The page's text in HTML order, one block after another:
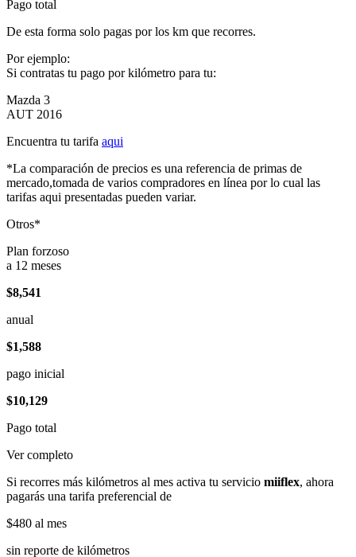
Pago total
De esta forma solo pagas por los km que recorres.
Por ejemplo:
Si contratas tu pago por kilómetro para tu:
Mazda 3
AUT 2016
Encuentra tu tarifa aqui
*La comparación de precios es una referencia de primas de
mercado,tomada de varios compradores en línea por lo cual las
tarifas aqui presentadas pueden variar.
Otros*
Plan forzoso
a 12 meses
$8,541
anual
$1,588
pago inicial
$10,129
Pago total
Ver completo
Si recorres más kilómetros al mes activa tu servicio miiflex, ahora
pagarás una tarifa preferencial de
$480 al mes
sin reporte de kilómetros